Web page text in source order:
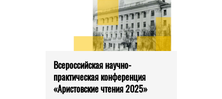
Всероссийская научно-
практическая конференция
«Аристовские чтения 2025»